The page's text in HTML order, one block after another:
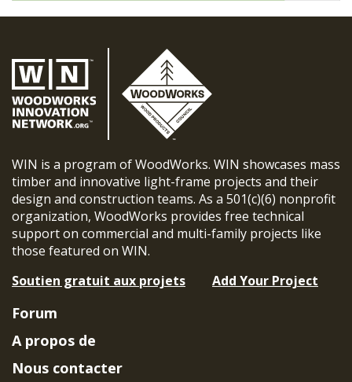
WIN is a program of WoodWorks. WIN showcases mass
timber and innovative light-frame projects and their
design and construction teams. As a 501(c)(6) nonprofit
organization, WoodWorks provides free technical
support on commercial and multi-family projects like
those featured on WIN.
Soutien gratuit aux projets
Add Your Project
Forum
A propos de
Nous contacter